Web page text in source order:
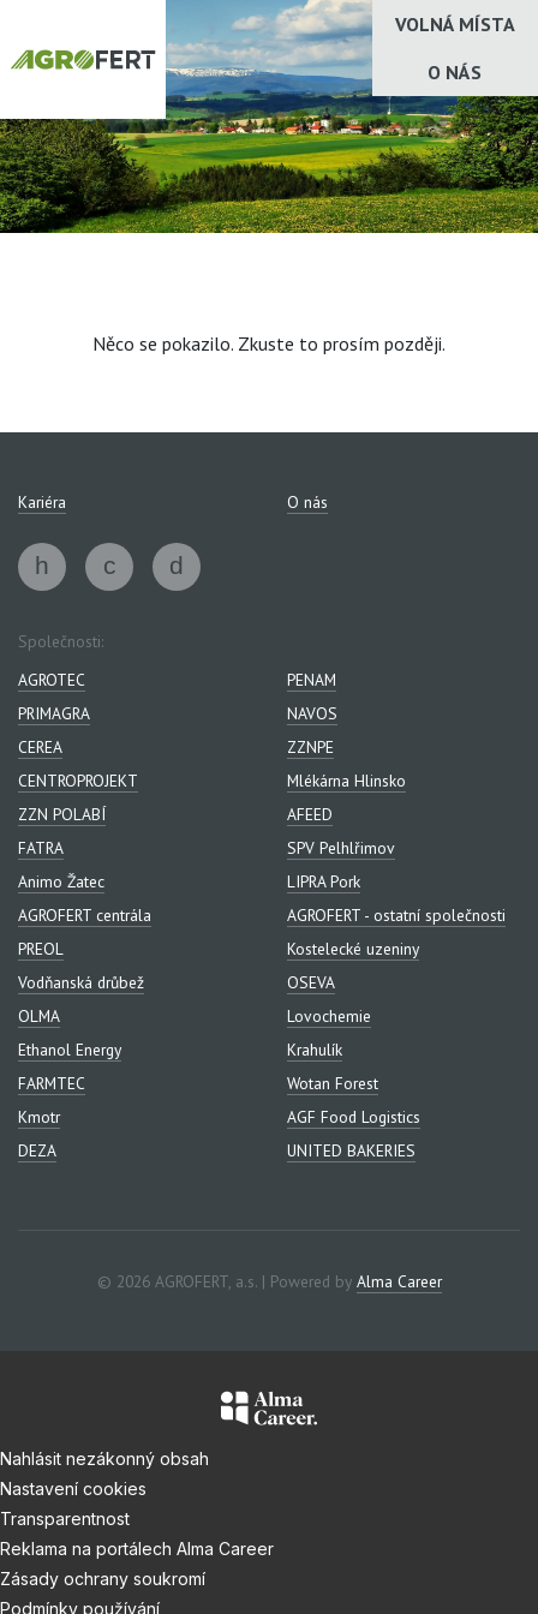
VOLNÁ MÍSTA
O NÁS
Něco se pokazilo. Zkuste to prosím později.
Kariéra O nás
Společnosti:
AGROTEC
PENAM
PRIMAGRA
NAVOS
CEREA
ZZNPE
CENTROPROJEKT
Mlékárna Hlinsko
ZZN POLABÍ
AFEED
FATRA
SPV Pelhlřimov
Animo Žatec
LIPRA Pork
AGROFERT centrála
AGROFERT - ostatní společnosti
PREOL
Kostelecké uzeniny
Vodňanská drůbež
OSEVA
OLMA
Lovochemie
Ethanol Energy
Krahulík
FARMTEC
Wotan Forest
Kmotr
AGF Food Logistics
DEZA
UNITED BAKERIES
© 2026 AGROFERT, a.s. | Powered by Alma Career
Nahlásit nezákonný obsah
Nastavení cookies
Transparentnost
Reklama na portálech Alma Career
Zásady ochrany soukromí
Podmínky používání